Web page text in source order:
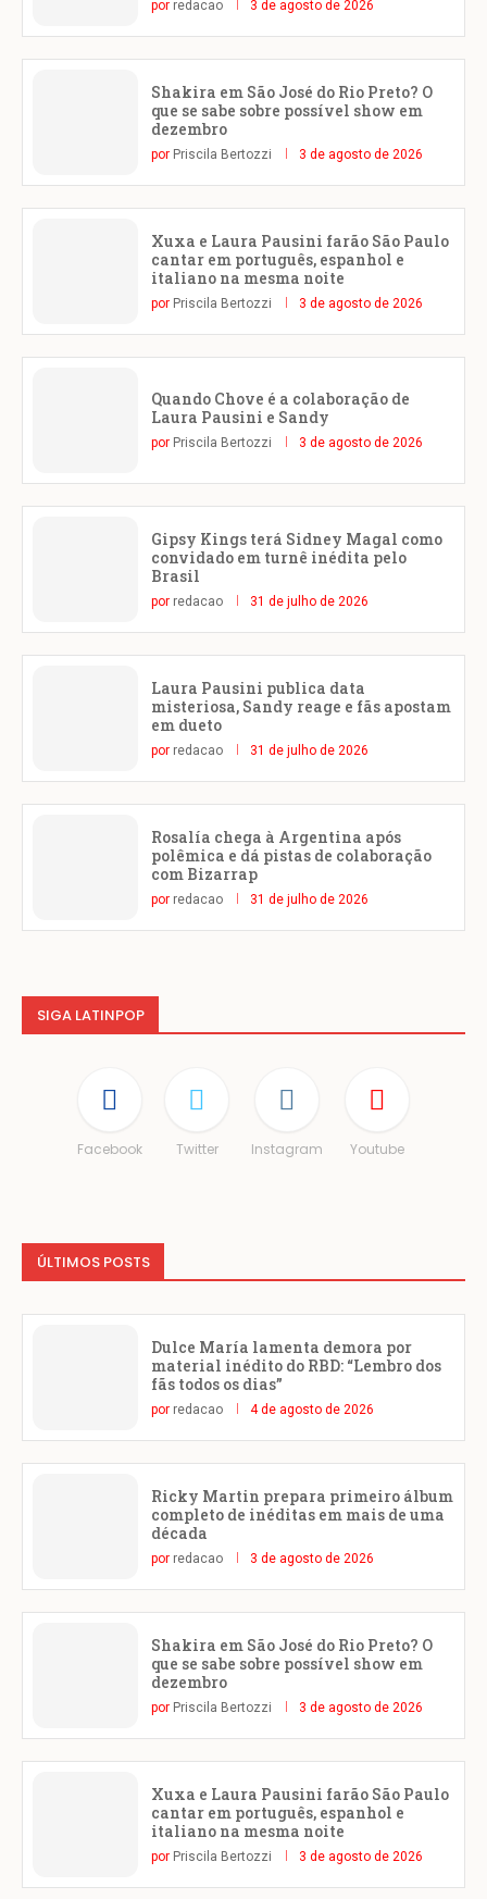
por redacao 3 de agosto de 2026
Shakira em São José do Rio Preto? O
que se sabe sobre possível show em
dezembro
por Priscila Bertozzi 3 de agosto de 2026
Xuxa e Laura Pausini farão São Paulo
cantar em português, espanhol e
italiano na mesma noite
por Priscila Bertozzi 3 de agosto de 2026
Quando Chove é a colaboração de
Laura Pausini e Sandy
por Priscila Bertozzi 3 de agosto de 2026
Gipsy Kings terá Sidney Magal como
convidado em turnê inédita pelo
Brasil
por redacao 31 de julho de 2026
Laura Pausini publica data
misteriosa, Sandy reage e fãs apostam
em dueto
por redacao 31 de julho de 2026
Rosalía chega à Argentina após
polêmica e dá pistas de colaboração
com Bizarrap
por redacao 31 de julho de 2026
SIGA LATINPOP
Facebook Twitter Instagram Youtube
ÚLTIMOS POSTS
Dulce María lamenta demora por
material inédito do RBD: “Lembro dos
fãs todos os dias”
por redacao 4 de agosto de 2026
Ricky Martin prepara primeiro álbum
completo de inéditas em mais de uma
década
por redacao 3 de agosto de 2026
Shakira em São José do Rio Preto? O
que se sabe sobre possível show em
dezembro
por Priscila Bertozzi 3 de agosto de 2026
Xuxa e Laura Pausini farão São Paulo
cantar em português, espanhol e
italiano na mesma noite
por Priscila Bertozzi 3 de agosto de 2026